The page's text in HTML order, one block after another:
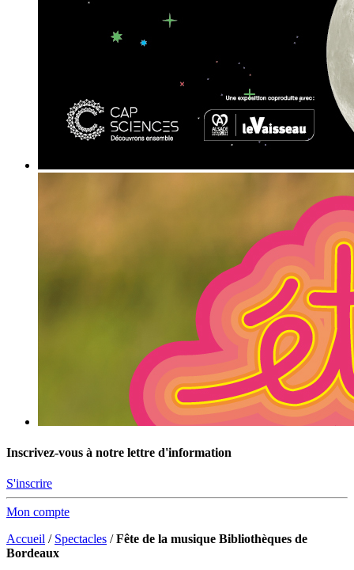
Inscrivez-vous à notre lettre d'information
S'inscrire
Mon compte
Accueil / Spectacles /Fête de la musique Bibliothèques de
Bordeaux